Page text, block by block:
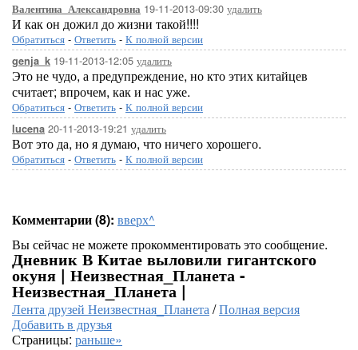
Валентина_Александровна 19-11-2013-09:30 удалить
И как он дожил до жизни такой!!!!
Обратиться - Ответить - К полной версии
genja_k 19-11-2013-12:05 удалить
Это не чудо, а предупреждение, но кто этих китайцев
считает; впрочем, как и нас уже.
Обратиться - Ответить - К полной версии
lucena 20-11-2013-19:21 удалить
Вот это да, но я думаю, что ничего хорошего.
Обратиться - Ответить - К полной версии
Комментарии (8): вверх^
Вы сейчас не можете прокомментировать это сообщение.
Дневник В Китае выловили гигантского
окуня | Неизвестная_Планета -
Неизвестная_Планета |
Лента друзей Неизвестная_Планета/Полная версия
Добавить в друзья
Страницы: раньше»